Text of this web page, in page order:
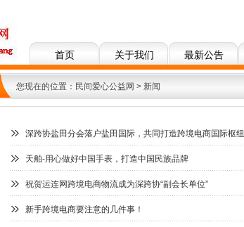
首页 关于我们 最新公告
您现在的位置： 民间爱心公益网 > 新闻
深跨协盐田分会落户盐田国际，共同打造跨境电商国际枢纽
天舶-用心做好中国手表，打造中国民族品牌
祝贺运连网跨境电商物流成为深跨协“副会长单位”
新手跨境电商要注意的几件事！